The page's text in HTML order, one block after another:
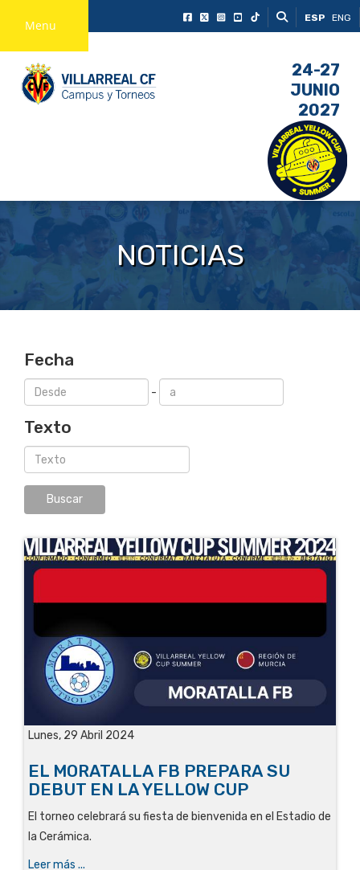
Menu ESP ENG
24-27
JUNIO
2027
NOTICIAS
Fecha
-
Texto
Lunes, 29 Abril 2024
EL MORATALLA FB PREPARA SU
DEBUT EN LA YELLOW CUP
El torneo celebrará su fiesta de bienvenida en el Estadio de
la Cerámica.
Leer más ...